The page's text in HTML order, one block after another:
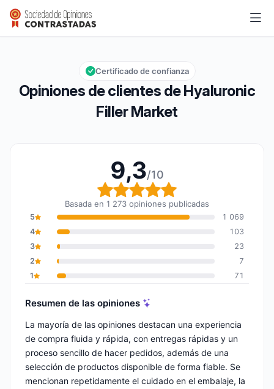
Hyaluronic Filler Market
Calificación global: 9,3 de 10
9,3/10
Opiniones de clientes de Hyaluronic
Filler Market
Certificado de confianza
9,3/10
Calificación global: 9,3
Basada en 1 273 opiniones publicadas
5
1 069
4
103
3
23
2
7
1
71
Resumen de las opiniones
La mayoría de las opiniones destacan una experiencia
de compra fluida y rápida, con entregas rápidas y un
proceso sencillo de hacer pedidos, además de una
selección de productos disponible de forma fiable. Se
mencionan repetidamente el cuidado en el embalaje, la